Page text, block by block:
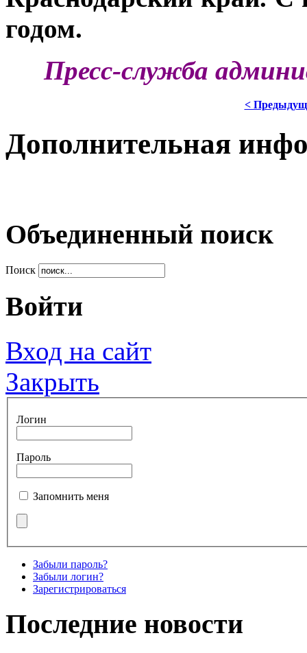
годом.
Пресс-служба
<
Дополнительная
Объединенный поиск
Поиск
Войти
Вход на сайт
Закрыть
Логин
Пароль
Запомнить меня
Забыли пароль?
Забыли логин?
Зарегистрироваться
Последние новости